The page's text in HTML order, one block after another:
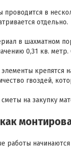
проводится в
отдельно.
в шахматном
0,31 кв.
крепятся
гвоздей,
на закупку
начинаются